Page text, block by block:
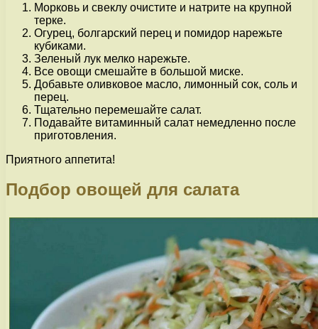
Морковь и свеклу очистите и натрите на крупной
терке.
Огурец, болгарский перец и помидор нарежьте
кубиками.
Зеленый лук мелко нарежьте.
Все овощи смешайте в большой миске.
Добавьте оливковое масло, лимонный сок, соль и
перец.
Тщательно перемешайте салат.
Подавайте витаминный салат немедленно после
приготовления.
Приятного аппетита!
Подбор овощей для салата